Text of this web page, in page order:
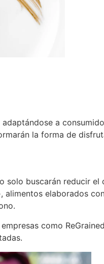
a
la forma de
solo buscarán reducir el
alimentos elaborados
como